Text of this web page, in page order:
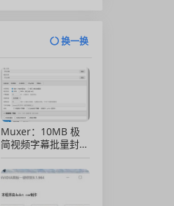
换一换
Muxer：10MB 极
简视频字幕批量封装
工具 (单文件/绿色
版)